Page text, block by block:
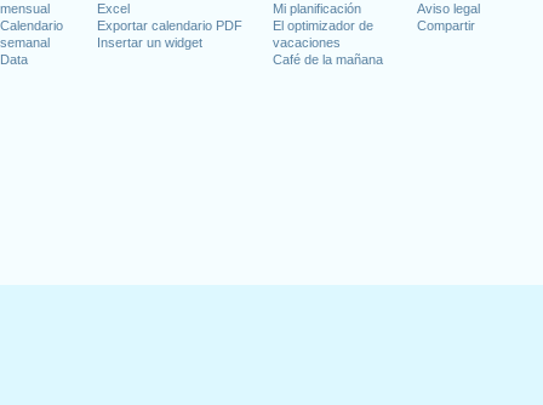
mensual
Calendario
semanal
Data
Excel
Exportar calendario PDF
Insertar un widget
Mi planificación
El optimizador de
vacaciones
Café de la mañana
Aviso legal
Compartir